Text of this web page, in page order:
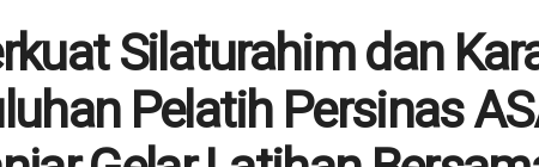
Silaturahim dan
Pelatih Persinas